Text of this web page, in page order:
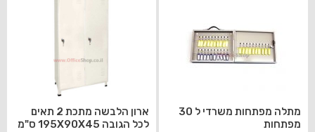
מתלה מפתחות משרדי ל 30
מפתחות
ארון הלבשה מתכת 2 תאים
לכל הגובה 195X90X45 ס"מ